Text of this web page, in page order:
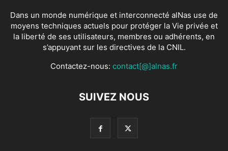
Dans un monde numérique et interconnecté alNas use de
moyens techniques actuels pour protéger la Vie privée et
la liberté de ses utilisateurs, membres ou adhérents, en
s’appuyant sur les directives de la CNIL.
Contactez-nous: contact[@]alnas.fr
SUIVEZ NOUS